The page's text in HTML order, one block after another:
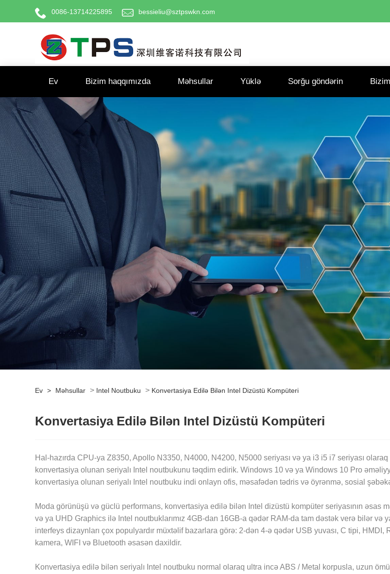
0086-13714225895 bessieliu@sztpswkn.com
Ev Bizim haqqımızda Məhsullar Yüklə Sorğu göndərin
Ev > Məhsullar > Intel Noutbuku > Konvertasiya Edilə Bilən Intel Dizüstü Kompüteri
Konvertasiya Edilə Bilən Intel Dizüstü Kompüteri
Hal-hazırda CPU-ya Z8350, Apollo N3350, N4000, N4200, N5000 seriyası və ya i3 i5 i7 seriyası
konvertasiya olunan seriyalı Intel noutbukunu təqdim edirik. Windows 10 və ya Windows 10 Pro
konvertasiya olunan seriyalı Intel noutbuku indi onlayn ofis, məsafədən tədris və öyrənmə, sosial
Moda görünüşü və güclü performans, konvertasiya edilə bilən Intel dizüstü kompüter seriyasının əsas
və ya UHD Graphics ilə Intel noutbuklarımız 4GB-dan 16GB-a qədər RAM-da tam dəstək verə bilər
interfeys dizaynları çox populyardır müxtəlif bazarlara görə: 2-dən 4-ə qədər USB yuvası, C tipi,
kamera, WIFI və Bluetooth əsasən daxildir.
Konvertasiya edilə bilən seriyalı Intel noutbuku normal olaraq ultra incə ABS / Metal korpusla, uzun